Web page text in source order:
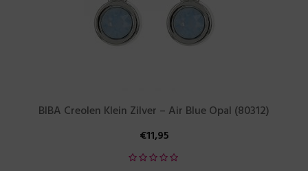
BIBA Creolen Klein Zilver – Air Blue Opal (80312)
€11,95